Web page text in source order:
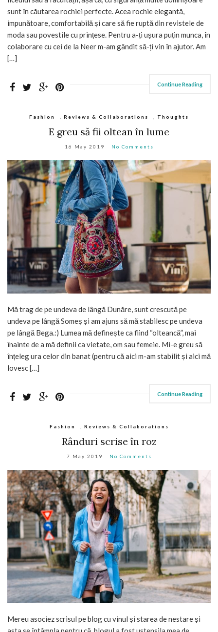
sunt în căutarea rochiei perfecte. Acea rochie elegantă,
impunătoare, comfortabilă și care să fie ruptă din revistele de
moda sau povestile cu prințese. Pentru a-ți ușura puțin munca, în
colaborare cu cei de la Neer m-am gândit să-ți vin în ajutor. Am
[…]
Continue Reading
Fashion Reviews & Collaborations Thoughts
E greu să fii oltean în lume
16 May 2019 No Comments
Mă trag de pe undeva de lângă Dunăre, sunt crescută pe
undeva pe lângă Someș și am ajuns să mă stabilesc pe undeva
pe lângă Bega.:) Lumea mă definește ca fiind “olteancă”, mai
înainte de a mă definii ca vietate, om sau femeie. Mi-e greu să
înțeleg ura celor din banat (pentru că aici m-am stabilit și aici mă
lovesc […]
Continue Reading
Fashion Reviews & Collaborations
Rânduri scrise în roz
7 May 2019 No Comments
Mereu asociez scrisul pe blog cu vinul și starea de nestare și